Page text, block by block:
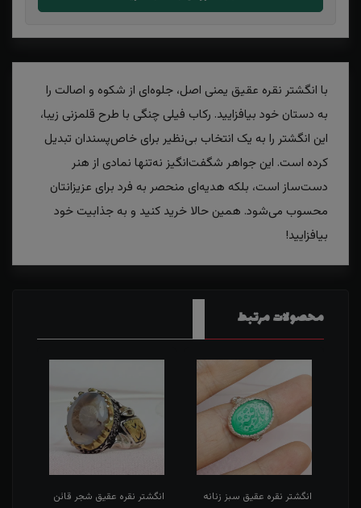
با انگشتر نقره عقیق یمنی اصل، جلوه‌ای از شکوه و اصالت را
به دستان خود بیافزایید. رکاب فیلی چنگی با طرح قلمزنی زیبا،
این انگشتر را به یک انتخاب بی‌نظیر برای خاص‌پسندان تبدیل
کرده است. این جواهر شگفت‌انگیز نه‌تنها نمادی از هنر
دست‌ساز است، بلکه هدیه‌ای منحصر به فرد برای عزیزانتان
محسوب می‌شود. همین حالا خرید کنید و به جذابیت خود
بیافزایید!
محصولات مرتبط
انگشتر نقره عقیق سبز زنانه
انگشتر نقره عقیق شجر قائن